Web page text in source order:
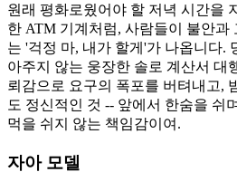
원래 평화로웠어야 할 저녁 시간을
한 ATM 기계처럼, 사람들이 불안과
는 '걱정 마, 내가 할게'가 나옵니다.
아주지 않는 웅장한 솔로 계산서 대
뢰감으로 요구의 폭포를 버텨내고,
도 정신적인 것 -- 앞에서 한숨을 쉬
먹을 쉬지 않는 책임감이여.
자아 모델